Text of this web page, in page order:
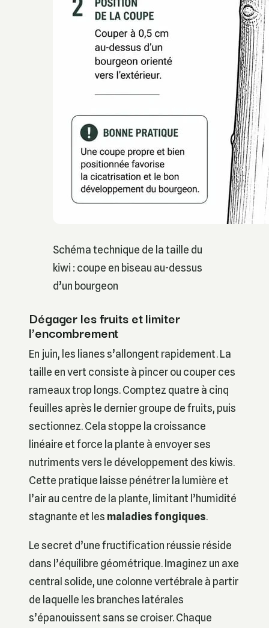
Schéma technique de la taille du
kiwi : coupe en biseau au-dessus
d’un bourgeon
Dégager les fruits et limiter
l’encombrement
En juin, les lianes s’allongent rapidement. La
taille en vert consiste à pincer ou couper ces
rameaux trop longs. Comptez quatre à cinq
feuilles après le dernier groupe de fruits, puis
sectionnez. Cela stoppe la croissance
linéaire et force la plante à envoyer ses
nutriments vers le développement des kiwis.
Cette pratique laisse pénétrer la lumière et
l’air au centre de la plante, limitant l’humidité
stagnante et les maladies fongiques.
Le secret d’une fructification réussie réside
dans l’équilibre géométrique. Imaginez un axe
central solide, une colonne vertébrale à partir
de laquelle les branches latérales
s’épanouissent sans se croiser. Chaque